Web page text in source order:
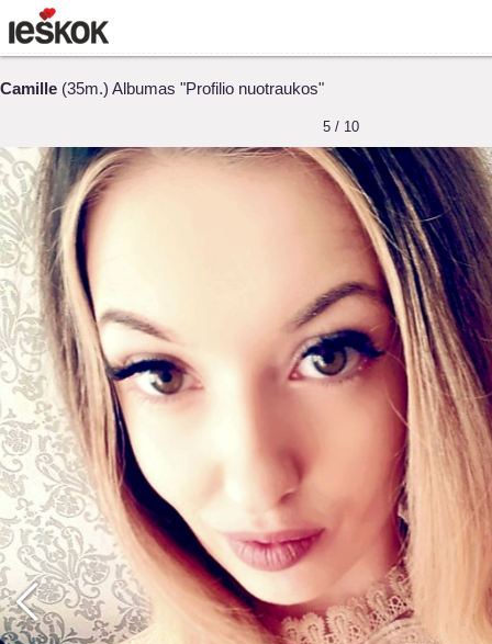
Camille (35m.) Albumas "Profilio nuotraukos"
5 / 10